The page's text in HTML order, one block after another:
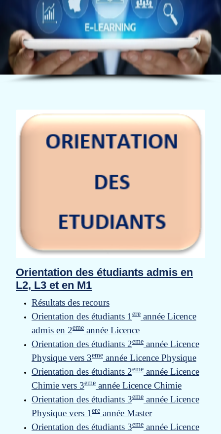
Orientation des étudiants admis en
L2, L3 et en M1
Résultats des recours
Orientation des étudiants 1ere année Licence
admis en 2eme année Licence
Orientation des étudiants 2eme année Licence
Physique vers 3eme année Licence Physique
Orientation des étudiants 2eme année Licence
Chimie vers 3eme année Licence Chimie
Orientation des étudiants 3eme année Licence
Physique vers 1ere année Master
Orientation des étudiants 3eme année Licence